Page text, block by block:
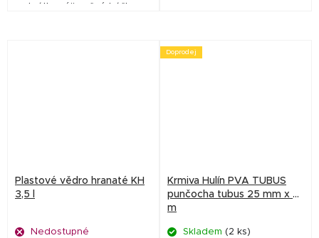
zkrátka výjimečné háčky s
Plastové vědro hranaté KH
3,5 l
Nedostupné
Doprodej
Krmiva Hulín PVA TUBUS
punčocha tubus 25 mm x 8
m
Skladem (2 ks)